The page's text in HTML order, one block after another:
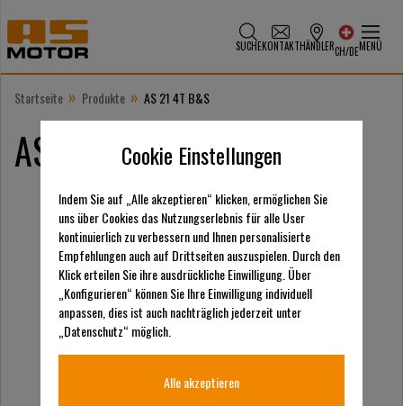
SUCHEKONTAKTHÄNDLERCH/DEMENÜ
Startseite » Produkte » AS 21 4T B&S
AS 21 4T B&SCookie Einstellungen
Indem Sie auf „Alle akzeptieren“ klicken, ermöglichen Sie
uns über Cookies das Nutzungserlebnis für alle User
kontinuierlich zu verbessern und Ihnen personalisierte
Empfehlungen auch auf Drittseiten auszuspielen. Durch den
Klick erteilen Sie ihre ausdrückliche Einwilligung. Über
„Konfigurieren“ können Sie Ihre Einwilligung individuell
anpassen, dies ist auch nachträglich jederzeit unter
„Datenschutz“ möglich.
Alle akzeptieren